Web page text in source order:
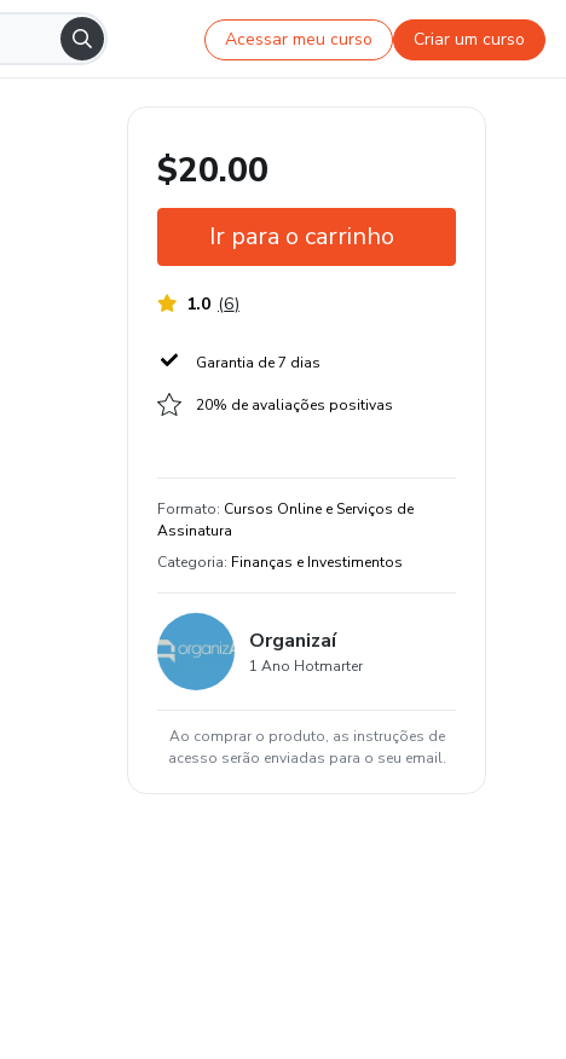
Acessar meu curso Criar um curso
$20.00
Ir para o carrinho
1.0 (6)
Garantia de 7 dias
20% de avaliações positivas
Formato: Cursos Online e Serviços de
Assinatura
Categoria: Finanças e Investimentos
Organizaí
1 Ano Hotmarter
Ao comprar o produto, as instruções de
acesso serão enviadas para o seu email.